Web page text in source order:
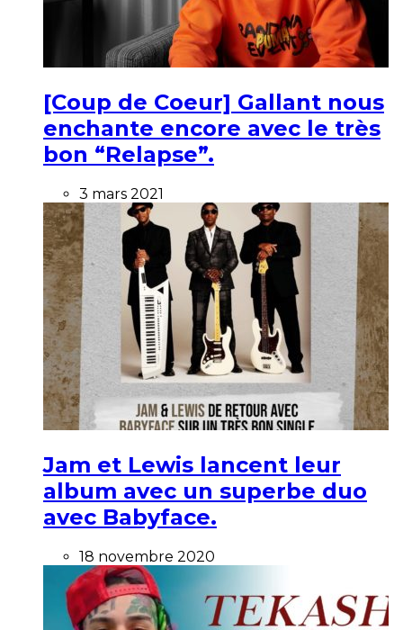
[Coup de Coeur] Gallant nous
enchante encore avec le très
bon “Relapse”.
3 mars 2021
Jam et Lewis lancent leur
album avec un superbe duo
avec Babyface.
18 novembre 2020